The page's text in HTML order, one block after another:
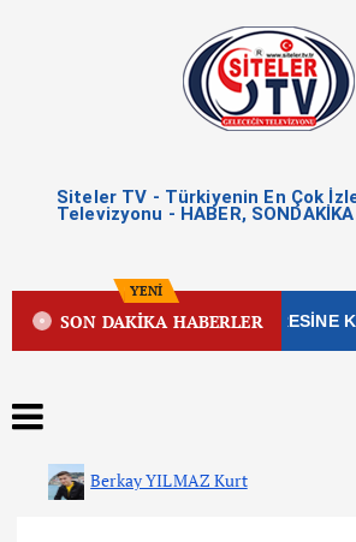
Siteler TV - Türkiyenin En Çok
Televizyonu - HABER, SONDAKİKA
YENİ
SON DAKİKA HABERLER
İŞLEK CADDESİ YENİ ÇEHRESİNE
Berkay YILMAZ Kurt